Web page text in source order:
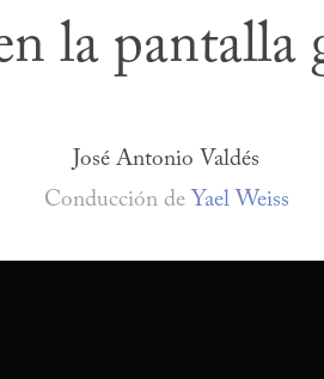
la pantalla
José Antonio Valdés
Conducción de Yael Weiss